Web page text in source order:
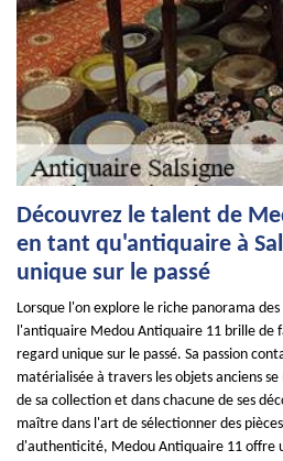
Découvrez le talent de
en tant qu'antiquaire à
unique sur le passé
Lorsque l'on explore le riche panorama
l'antiquaire Medou Antiquaire 11 brille de
regard unique sur le passé. Sa passion
matérialisée à travers les objets anciens
de sa collection et dans chacune de ses
maître dans l'art de sélectionner des
d'authenticité, Medou Antiquaire 11 offre